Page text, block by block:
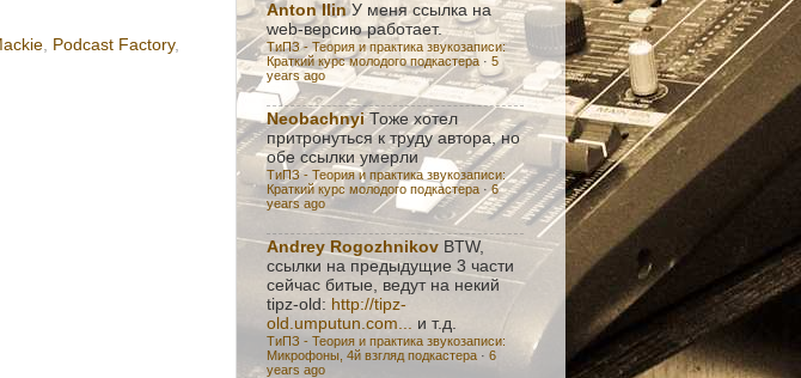
Podcast Factory,
Anton Ilin У меня ссылка на
web-версию работает.
ТиПЗ - Теория и практика звукозаписи:
Краткий курс молодого подкастера · 5
years ago
Neobachnyi Тоже хотел
притронуться к труду автора, но
обе ссылки умерли
ТиПЗ - Теория и практика звукозаписи:
Краткий курс молодого подкастера ·6
years ago
Andrey Rogozhnikov BTW,
ссылки на предыдущие 3 части
сейчас битые, ведут на некий
tipz-old: http://tipz-
old.umputun.com...
и т.д.
ТиПЗ - Теория и практика звукозаписи:
Микрофоны, 4й взгляд подкастера · 6
years ago